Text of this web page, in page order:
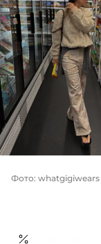
Фото: whatgigiwears